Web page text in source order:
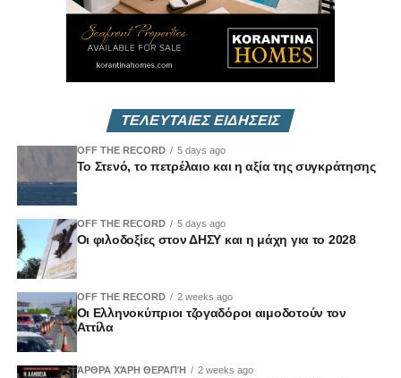
ΤΕΛΕΥΤΑΙΕΣ ΕΙΔΗΣΕΙΣ
OFF THE RECORD 5 days ago
Το Στενό, το πετρέλαιο και η αξία της συγκράτησης
OFF THE RECORD 5 days ago
Οι φιλοδοξίες στον ΔΗΣΥ και η μάχη για το 2028
OFF THE RECORD 2 weeks ago
Οι Ελληνοκύπριοι τζογαδόροι αιμοδοτούν τον
Αττίλα
ΆΡΘΡΑ ΧΆΡΗ ΘΕΡΑΠΉ 2 weeks ago